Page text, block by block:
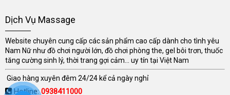
Dịch Vụ Massage
Website chuyên cung cấp các sản phẩm cao cấp dành cho tình yêu
Nam Nữ như đồ chơi người lớn, đồ chơi phòng the, gel bôi trơn, thuốc
tăng cường sinh lý, thời trang gợi cảm... uy tín tại Việt Nam
Giao hàng xuyên đêm 24/24 kể cả ngày nghỉ
Hotline:0938411000